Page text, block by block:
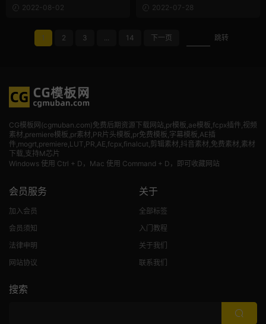
t插件2022-08-02
转场2022-07-28
1 2 3 ... 14 下一页 跳转
CG模板网(cgmuban.com)免费后期资源下载网站,pr模板,ae模板,fcpx插件,视频
素材,premiere模板,pr素材,PR片头模板,pr免费模板,字幕模板,AE插
件,mogrt,premiere,LUT,PR,AE,fcpx,finalcut,剪辑素材,抖音素材,免费素材,素材
下载,支持M芯片
Windows 使用 Ctrl + D，Mac 使用 Command + D，即可收藏网站
会员服务
加入会员
会员须知
法律申明
网站协议
关于
全部标签
入门教程
关于我们
联系我们
搜索